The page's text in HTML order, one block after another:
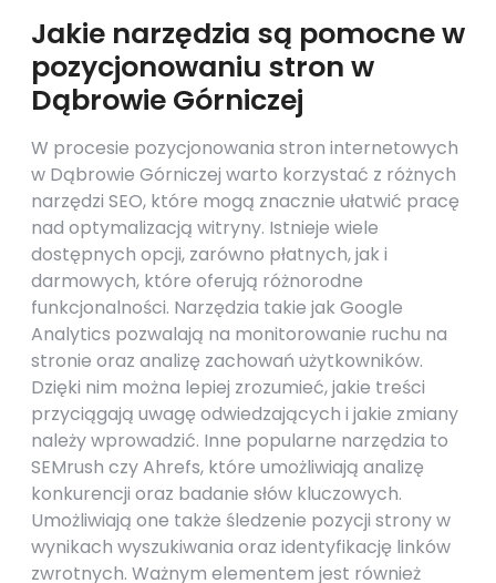
Jakie narzędzia są pomocne w
pozycjonowaniu stron w
Dąbrowie Górniczej
W procesie pozycjonowania stron internetowych
w Dąbrowie Górniczej warto korzystać z różnych
narzędzi SEO, które mogą znacznie ułatwić pracę
nad optymalizacją witryny. Istnieje wiele
dostępnych opcji, zarówno płatnych, jak i
darmowych, które oferują różnorodne
funkcjonalności. Narzędzia takie jak Google
Analytics pozwalają na monitorowanie ruchu na
stronie oraz analizę zachowań użytkowników.
Dzięki nim można lepiej zrozumieć, jakie treści
przyciągają uwagę odwiedzających i jakie zmiany
należy wprowadzić. Inne popularne narzędzia to
SEMrush czy Ahrefs, które umożliwiają analizę
konkurencji oraz badanie słów kluczowych.
Umożliwiają one także śledzenie pozycji strony w
wynikach wyszukiwania oraz identyfikację linków
zwrotnych. Ważnym elementem jest również